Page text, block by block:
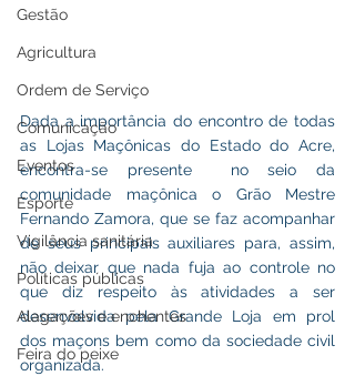
Gestão
Agricultura
Ordem de Serviço
Comunicação
Eventos
Esporte
Vigilância sanitária
Políticas públicas
Alagações e enchentes
Feira do peixe
Dada a importância do encontro de todas
as Lojas Maçônicas do Estado do Acre,
encontra-se presente  no seio da
comunidade maçônica o Grão Mestre
Fernando Zamora, que se faz acompanhar
de seus principais auxiliares para, assim,
não deixar que nada fuja ao controle no
que diz respeito às atividades a ser
desenvolvida pela Grande Loja em prol
dos maçons bem como da sociedade civil
organizada.